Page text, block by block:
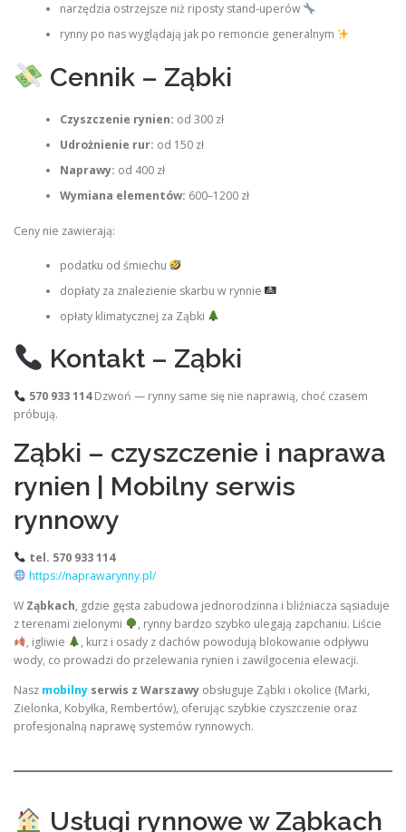
narzędzia ostrzejsze niż riposty stand‑uperów
rynny po nas wyglądają jak po remoncie generalnym
Cennik – Ząbki
Czyszczenie rynien: od 300 zł
Udrożnienie rur: od 150 zł
Naprawy: od 400 zł
Wymiana elementów: 600–1200 zł
Ceny nie zawierają:
podatku od śmiechu
dopłaty za znalezienie skarbu w rynnie
opłaty klimatycznej za Ząbki
Kontakt – Ząbki
570 933 114Dzwoń — rynny same się nie naprawią, choć czasem
próbują.
Ząbki – czyszczenie i naprawa
rynien | Mobilny serwis
rynnowy
tel. 570 933 114
https://naprawarynny.pl/
W Ząbkach, gdzie gęsta zabudowa jednorodzinna i bliźniacza sąsiaduje
z terenami zielonymi
, rynny bardzo szybko ulegają zapchaniu. Liście
, igliwie
, kurz i osady z dachów powodują blokowanie odpływu
wody, co prowadzi do przelewania rynien i zawilgocenia elewacji.
Nasz mobilny serwis z Warszawy obsługuje Ząbki i okolice (Marki,
Zielonka, Kobyłka, Rembertów), oferując szybkie czyszczenie oraz
profesjonalną naprawę systemów rynnowych.
Usługi rynnowe w Ząbkach